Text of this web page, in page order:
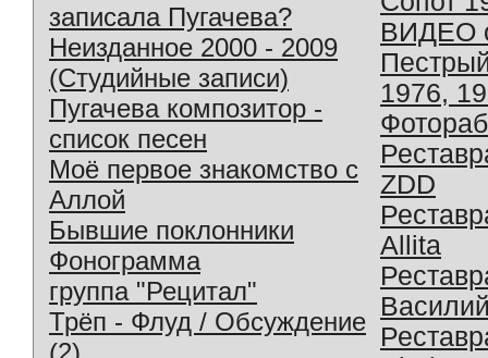
записала Пугачева?
Неизданное 2000 - 2009
(Студийные записи)
Пугачева композитор -
список песен
Моё первое знакомство с
Аллой
Бывшие поклонники
Фонограмма
группа "Рецитал"
Трёп - Флуд / Обсуждение
(2)
ВИДЕО
1976,
ZDD
Allita